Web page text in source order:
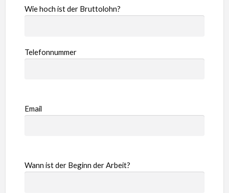
Wie hoch ist der Bruttolohn?
Telefonnummer
Email
Wann ist der Beginn der Arbeit?